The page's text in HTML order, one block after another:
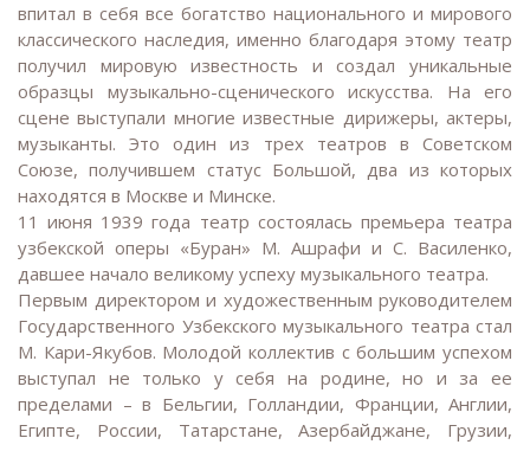
впитал в себя все богатство национального и мирового
классического наследия, именно благодаря этому театр
получил мировую известность и создал уникальные
образцы музыкально-сценического искусства. На его
сцене выступали многие известные дирижеры, актеры,
музыканты. Это один из трех театров в Советском
Союзе, получившем статус Большой, два из которых
находятся в Москве и Минске.
11 июня 1939 года театр состоялась премьера театра
узбекской оперы «Буран» М. Ашрафи и С. Василенко,
давшее начало великому успеху музыкального театра.
Первым директором и художественным руководителем
Государственного Узбекского музыкального театра стал
М. Кари-Якубов. Молодой коллектив с большим успехом
выступал не только у себя на родине, но и за ее
пределами – в Бельгии, Голландии, Франции, Англии,
Египте, России, Татарстане, Азербайджане, Грузии,